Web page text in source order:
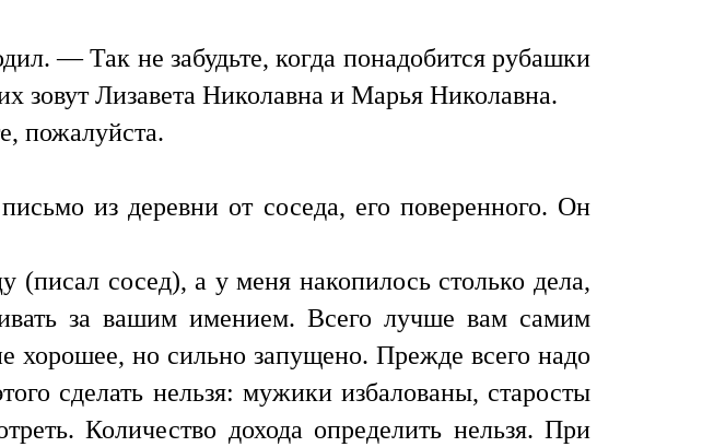
— Так не забудьте, когда понадобится рубашки
зовут Лизавета Николавна и Марья Николавна.
пожалуйста.
из деревни от соседа, его поверенного. Он
(писал сосед), а у меня накопилось столько дела,
за вашим имением. Всего лучше вам самим
но сильно запущено. Прежде всего надо
сделать нельзя: мужики избалованы, старосты
Количество дохода определить нельзя. При